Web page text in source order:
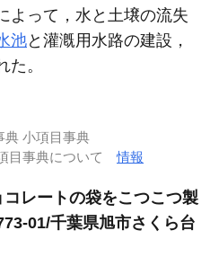
よって，水と土壌の流失
池と灌漑用水路の建設，
た。
典 小項目事典
目事典について情報
レートの袋をこつこつ製
01/千葉県旭市さくら台